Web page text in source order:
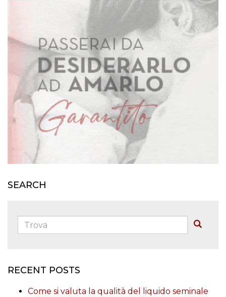
SEARCH
Trova:
RECENT POSTS
Come si valuta la qualità del liquido seminale